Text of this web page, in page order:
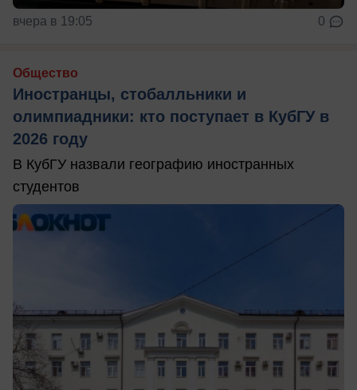
вчера в 19:05 0
Общество
Иностранцы, стобалльники и
олимпиадники: кто поступает в КубГУ в
2026 году
В КубГУ назвали географию иностранных
студентов